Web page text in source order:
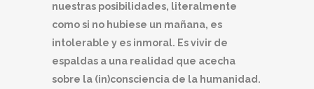
nuestras posibilidades, literalmente
como si no hubiese un mañana, es
intolerable y es inmoral. Es vivir de
espaldas a una realidad que acecha
sobre la (in)consciencia de la humanidad.